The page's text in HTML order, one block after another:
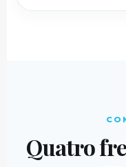
Quatro